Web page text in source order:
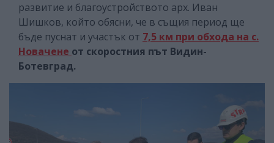
развитие и благоустройството арх. Иван
Шишков, който обясни, че в същия период ще
бъде пуснат и участък от 7,5 км при обхода на с.
Новачене от скоростния път Видин-
Ботевград.